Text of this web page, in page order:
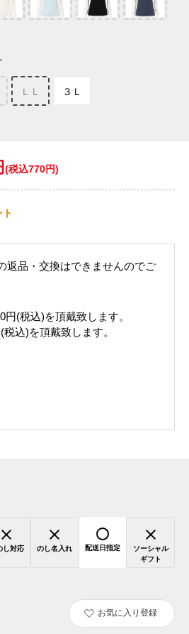
ＬＬ ３Ｌ
(税込770円)
返品・交換はできませんのでご
円(税込)を頂戴致します。
込)を頂戴致します。
し対応 のし名入れ 配送日指定
ソーシャル
ギフト
お気に入り登録